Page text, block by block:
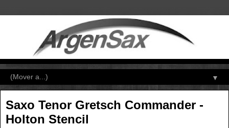
▼
Saxo Tenor Gretsch Commander -
Holton Stencil